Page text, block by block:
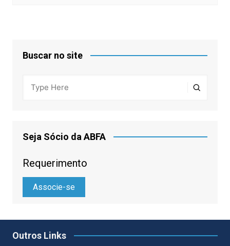
Buscar no site
Seja Sócio da ABFA
Requerimento
Associe-se
Outros Links